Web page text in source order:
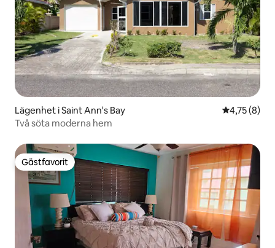
Lägenhet i Saint Ann's Bay 4,75 av 5 i
4,75 (8)
Två söta moderna hem
Gästfavorit
Gästfavorit